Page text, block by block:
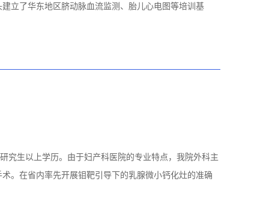
立了华东地区脐动脉血流监测、胎儿心电图等培训基
究生以上学历。由于妇产科医院的专业特点，我院外科主
。在省内率先开展钼靶引导下的乳腺微小钙化灶的准确